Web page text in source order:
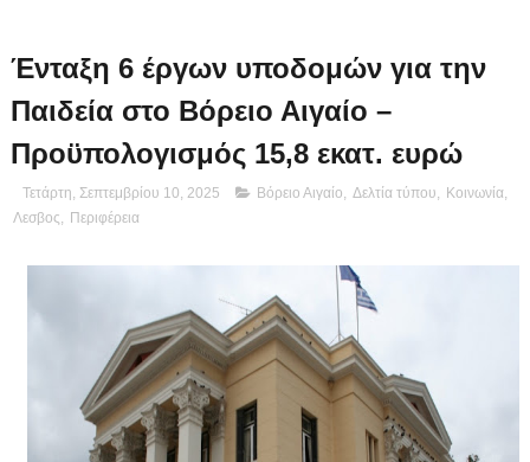
Ένταξη 6 έργων υποδομών για την
Παιδεία στο Βόρειο Αιγαίο –
Προϋπολογισμός 15,8 εκατ. ευρώ
Τετάρτη, Σεπτεμβρίου 10, 2025 Βόρειο Αιγαίο Δελτία τύπου Κοινωνία,
Λεσβος
Περιφέρεια